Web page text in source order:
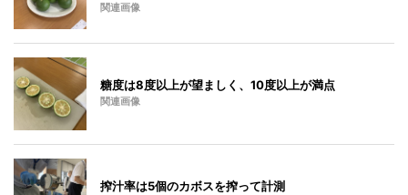
関連画像
糖度は8度以上が望ましく、10度以上が満点
関連画像
搾汁率は5個のカボスを搾って計測